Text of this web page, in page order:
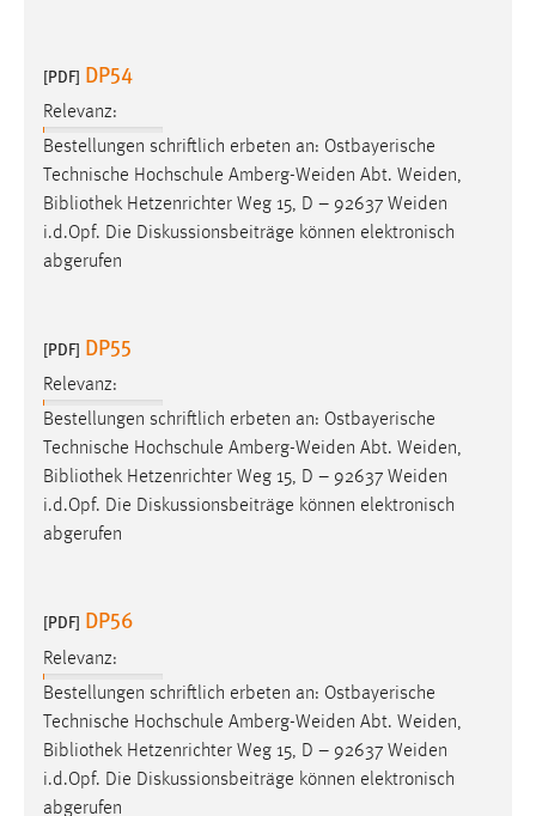
[PDF] DP54
Relevanz:
Bestellungen schriftlich erbeten an: Ostbayerische
Technische Hochschule Amberg-Weiden Abt. Weiden,
Bibliothek Hetzenrichter Weg 15, D – 92637 Weiden
i.d.Opf. Die Diskussionsbeiträge können elektronisch
abgerufen
[PDF] DP55
Relevanz:
Bestellungen schriftlich erbeten an: Ostbayerische
Technische Hochschule Amberg-Weiden Abt. Weiden,
Bibliothek Hetzenrichter Weg 15, D – 92637 Weiden
i.d.Opf. Die Diskussionsbeiträge können elektronisch
abgerufen
[PDF] DP56
Relevanz:
Bestellungen schriftlich erbeten an: Ostbayerische
Technische Hochschule Amberg-Weiden Abt. Weiden,
Bibliothek Hetzenrichter Weg 15, D – 92637 Weiden
i.d.Opf. Die Diskussionsbeiträge können elektronisch
abgerufen
5e9dbeb1811c0446 = Sitzungslaufzeit, mibew_locale = 3
Jahre, MIBEW_UserID = 1 Jahr
Login
Name:
fe_user, be_user, be_lastLoginProvider
einloggen zu können.
Cookie Laufzeit:
24 Stunden
STATISTIK
unsere Besucher unsere Website nutzen.
Matomo
Name:
_pk_ref, _pk_cvar, _pk_id, _pk_ses
Zweck: